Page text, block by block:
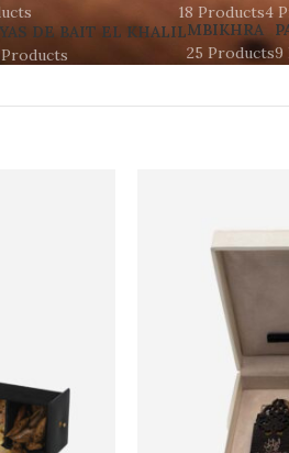
18 Products4
DE BAIT EL KHALIL
Products
MBIKHRA
25 Products9